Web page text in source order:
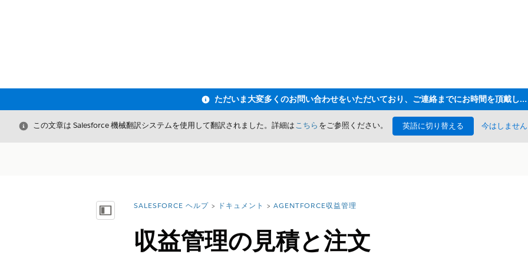
ただいま大変多くのお問い合わせをいただいており、ご連絡までにお時間を頂戴しております
閉じる
この文章は Salesforce 機械翻訳システムを使用して翻訳されました。詳細はこちら をご参照ください。 英語に切り替える 今はしません
目次を表示詳細情報:
SALESFORCE ヘルプ ドキュメント AGENTFORCE収益管理
収益管理の見積と注文